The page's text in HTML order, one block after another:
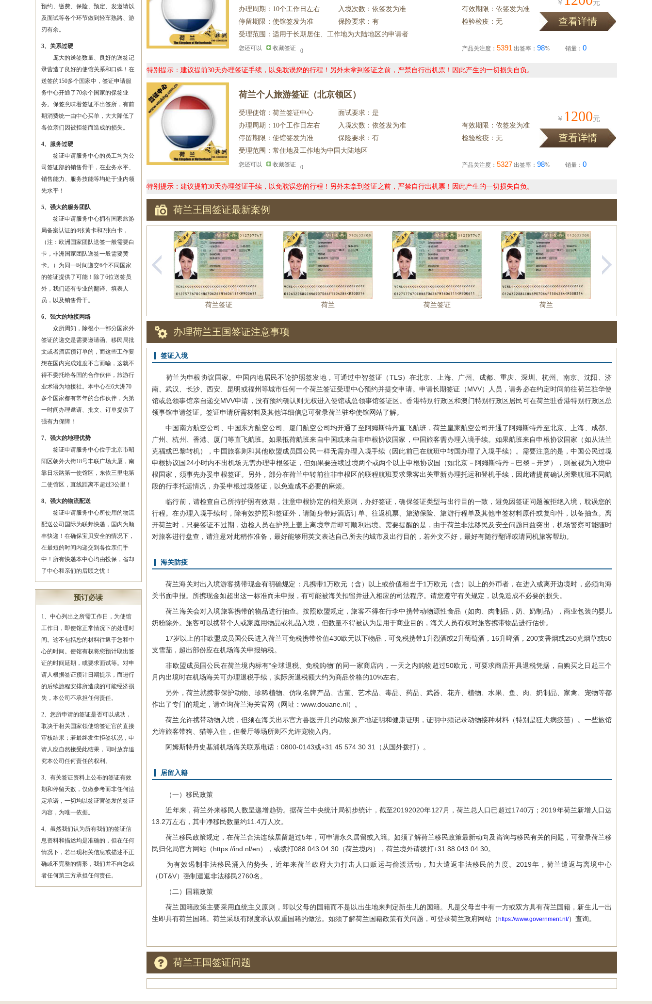
预约、缴费、保险、预定、发邀请以
及面试等各个环节做到轻车熟路、游
刃有余。
3、关系过硬
庞大的送签数量、良好的送签记
录营造了良好的使馆关系和口碑！在
送签的150多个国家中，签证申请服
务中心开通了70余个国家的保签业
务。保签意味着签证不出签所，有前
期消费统一由中心买单，大大降低了
各位亲们因被拒签而造成的损失。
4、服务过硬
签证申请服务中心的员工均为公
司签证部的销售骨干，在业务水平、
销售能力、服务技能等均处于业内领
先水平！
5、强大的服务团队
签证申请服务中心拥有国家旅游
局备案认证的4张黄卡和2张白卡，
（注：欧洲国家团队送签一般需要白
卡，非洲国家团队送签一般需要黄
卡。）为同一时间递交6个不同国家
的签证提供了可能！除了6位送签员
外，我们还有专业的翻译、填表人
员，以及销售骨干。
6、强大的地接网络
众所周知，除很小一部分国家外
签证的递交是需要邀请函、移民局批
文或者酒店预订单的，而这些工作要
想在国内完成难度不言而喻，这就不
得不委托给各国的合作伙伴，旅游行
业术语为地接社。本中心在6大洲70
多个国家都有常年的合作伙伴，为第
一时间办理邀请、批文、订单提供了
强有力保障！
7、强大的地理优势
签证申请服务中心位于北京市昭
阳区朝外大街18号丰联广场大厦，南
靠日坛路第一使馆区，东依三里屯第
二使馆区，直线距离不超过3公里！
8、强大的物流配送
签证申请服务中心所使用的物流
配送公司国际为联邦快递，国内为顺
丰快递！在确保宝贝安全的情况下，
在最短的时间内递交到各位亲们手
中！所有快递本中心均由投保，省却
了中心和亲们的后顾之忧！
预订必读
1、中心列出之所需工作日，为使馆
工作日，即使馆正常情况下的处理时
间。这不包括您的材料往返于您和中
心的时间。使馆有权将您预计取出签
证的时间延期，或要求面试等。对申
请人根据签证预计日期提示，而进行
的后续旅程安排所造成的可能经济损
失，本公司不承担任何责任。
2、您所申请的签证是否可以成功，
取决于相关国家领使馆签证官的直接
审核结果；若最终发生拒签状况，申
请人应自然接受此结果，同时放弃追
究本公司任何责任的权利。
3、有关签证资料上公布的签证有效
期和停留天数，仅做参考而非任何法
定承诺，一切均以签证官签发的签证
内容，为唯一依据。
4、虽然我们认为所有我们的签证信
息资料和描述均是准确的，但在任何
情况下，若出现相关信息或描述不正
确或不完整的情形，我们并不向您或
者任何第三方承担任何责任。
办理周期：10个工作日左右
入境次数：依签发为准
有效期限：依签发为准
停留期限：使馆签发为准
保险要求：有
检验检疫：无
受理范围：适用于长期居住、工作地为大陆地区的申请者
￥ 元
查看详情
您还可以 收藏签证 0 产品关注度：5391 出签率： 98% 销量：0
特别提示：建议提前30天办理签证手续，以免耽误您的行程！另外未拿到签证之前，严禁自行出机票！因此产生的一切损失自负。
荷兰个人旅游签证（北京领区）
受理使馆：荷兰签证中心
面试要求：是
办理周期：10个工作日左右
入境次数：依签发为准
有效期限：依签发为准
停留期限：使馆签发为准
保险要求：有
检验检疫：无
受理范围：常住地及工作地为中国大陆地区
￥ 1200元
查看详情
您还可以 收藏签证 0 产品关注度：5327 出签率： 98% 销量：0
特别提示：建议提前30天办理签证手续，以免耽误您的行程！另外未拿到签证之前，严禁自行出机票！因此产生的一切损失自负。
荷兰王国签证最新案例
荷兰签证 荷兰 荷兰签证 荷兰
办理荷兰王国签证注意事项
签证入境
荷兰为申根协议国家。中国内地居民不论护照签发地，可通过中智签证（TLS）在北京、上海、广州、成都、重庆、深圳、杭州、南京、沈阳、济
南、武汉、长沙、西安、昆明或福州等城市任何一个荷兰签证受理中心预约并提交申请。申请长期签证（MVV）人员，请务必在约定时间前往荷兰驻华使
馆或总领事馆亲自递交MVV申请，没有预约确认则无权进入使馆或总领事馆签证区。香港特别行政区和澳门特别行政区居民可在荷兰驻香港特别行政区总
领事馆申请签证。签证申请所需材料及其他详细信息可登录荷兰驻华使馆网站了解。
中国南方航空公司、中国东方航空公司、厦门航空公司均开通了至阿姆斯特丹直飞航班，荷兰皇家航空公司开通了阿姆斯特丹至北京、上海、成都、
广州、杭州、香港、厦门等直飞航班。如果抵荷航班来自中国或来自非申根协议国家，中国旅客需办理入境手续。如果航班来自申根协议国家（如从法兰
克福或巴黎转机），中国旅客则和其他欧盟成员国公民一样无需办理入境手续（因此前已在航班中转国办理了入境手续）。需要注意的是，中国公民过境
申根协议国24小时内不出机场无需办理申根签证，但如果要连续过境两个或两个以上申根协议国（如北京－阿姆斯特丹－巴黎－开罗），则被视为入境申
根国家，须事先办妥申根签证。另外，部分在荷兰中转前往非申根区的联程航班要求乘客出关重新办理托运和登机手续，因此请提前确认所乘航班不同航
段的行李托运情况，办妥申根过境签证，以免造成不必要的麻烦。
临行前，请检查自己所持护照有效期，注意申根协定的相关原则，办好签证，确保签证类型与出行目的一致，避免因签证问题被拒绝入境，耽误您的
行程。在办理入境手续时，除有效护照和签证外，请随身带好酒店订单、往返机票、旅游保险、旅游行程单及其他申签材料原件或复印件，以备抽查。离
开荷兰时，只要签证不过期，边检人员在护照上盖上离境章后即可顺利出境。需要提醒的是，由于荷兰非法移民及安全问题日益突出，机场警察可能随时
对旅客进行盘查，请注意对此稍作准备，最好能够用英文表达自己所去的城市及出行目的，若外文不好，最好有随行翻译或请同机旅客帮助。
海关防疫
荷兰海关对出入境游客携带现金有明确规定：凡携带1万欧元（含）以上或价值相当于1万欧元（含）以上的外币者，在进入或离开边境时，必须向海
关书面申报。所携现金如超出这一标准而未申报，有可能被海关扣留并进入相应的司法程序。请您遵守有关规定，以免造成不必要的损失。
荷兰海关会对入境旅客携带的物品进行抽查。按照欧盟规定，旅客不得在行李中携带动物源性食品（如肉、肉制品，奶、奶制品），商业包装的婴儿
奶粉除外。旅客可以携带个人或家庭用物品或礼品入境，但数量不得被认为是用于商业目的，海关人员有权对旅客携带物品进行估价。
17岁以上的非欧盟成员国公民进入荷兰可免税携带价值430欧元以下物品，可免税携带1升烈酒或2升葡萄酒，16升啤酒，200支香烟或250克烟草或50
支雪茄，超出部份应在机场海关申报纳税。
非欧盟成员国公民在荷兰境内标有“全球退税、免税购物”的同一家商店内，一天之内购物超过50欧元，可要求商店开具退税凭据，自购买之日起三个
月内出境时在机场海关可办理退税手续，实际所退税额大约为商品价格的10%左右。
另外，荷兰就携带保护动物、珍稀植物、仿制名牌产品、古董、艺术品、毒品、药品、武器、花卉、植物、水果、鱼、肉、奶制品、家禽、宠物等都
作出了专门的规定，请查询荷兰海关官网（网址：www.douane.nl）。
荷兰允许携带动物入境，但须在海关出示官方兽医开具的动物原产地证明和健康证明，证明中须记录动物接种材料（特别是狂犬病疫苗）。一些旅馆
允许旅客带狗、猫等入住，但餐厅等场所则不允许宠物入内。
阿姆斯特丹史基浦机场海关联系电话：0800-0143或+31 45 574 30 31（从国外拨打）。
居留入籍
（一）移民政策
近年来，荷兰外来移民人数呈递增趋势。据荷兰中央统计局初步统计，截至20192020年127月，荷兰总人口已超过1740万；2019年荷兰新增人口达
13.2万左右，其中净移民数量约11.4万人次。
荷兰移民政策规定，在荷兰合法连续居留超过5年，可申请永久居留或入籍。如须了解荷兰移民政策最新动向及咨询与移民有关的问题，可登录荷兰移
民归化局官方网站（https://ind.nl/en），或拨打088 043 04 30（荷兰境内），荷兰境外请拨打+31 88 043 04 30。
为有效遏制非法移民涌入的势头，近年来荷兰政府大力打击人口贩运与偷渡活动，加大遣返非法移民的力度。2019年，荷兰遣返与离境中心
（DT&V）强制遣返非法移民2760名。
（二）国籍政策
荷兰国籍政策主要采用血统主义原则，即以父母的国籍而不是以出生地来判定新生儿的国籍。凡是父母当中有一方或双方具有荷兰国籍，新生儿一出
生即具有荷兰国籍。荷兰采取有限度承认双重国籍的做法。如须了解荷兰国籍政策有关问题，可登录荷兰政府网站（ https://www.government.nl/）查询。
荷兰王国签证问题